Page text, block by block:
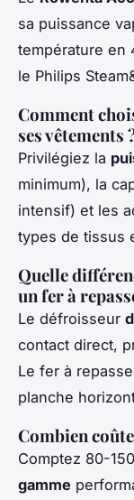
sa puissance
température en
le Philips
Comment
ses vêtements
Privilégiez la
minimum), la
intensif) et les
types de tissus
Quelle
un fer à
Le défroisseur
contact direct,
Le fer à
planche
Combien
Comptez 80-
gamme